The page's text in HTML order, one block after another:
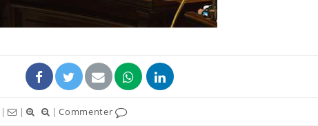
| | |Commenter
VIH : la fin du comprimé
tous les jours se profile-t-